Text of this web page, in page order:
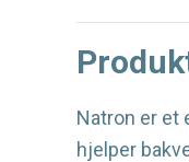
Natron er et
hjelper